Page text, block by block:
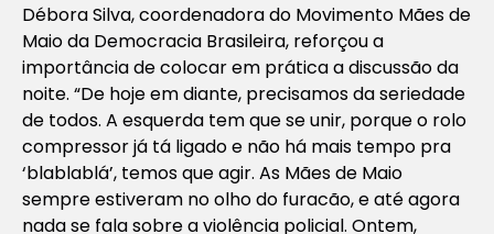
Débora Silva, coordenadora do Movimento Mães de
Maio da Democracia Brasileira, reforçou a
importância de colocar em prática a discussão da
noite. “De hoje em diante, precisamos da seriedade
de todos. A esquerda tem que se unir, porque o rolo
compressor já tá ligado e não há mais tempo pra
‘blablablá’, temos que agir. As Mães de Maio
sempre estiveram no olho do furacão, e até agora
nada se fala sobre a violência policial. Ontem,